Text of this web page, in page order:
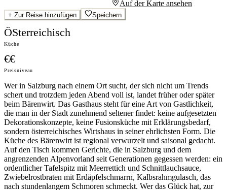
Auf der Karte ansehen
+ Zur Reise hinzufügen Speichern
ÖSterreichisch
Küche
€€
Preisniveau
Wer in Salzburg nach einem Ort sucht, der sich nicht um Trends
schert und trotzdem jeden Abend voll ist, landet früher oder später
beim Bärenwirt. Das Gasthaus steht für eine Art von Gastlichkeit,
die man in der Stadt zunehmend seltener findet: keine aufgesetzten
Dekorationskonzepte, keine Fusionsküche mit Erklärungsbedarf,
sondern österreichisches Wirtshaus in seiner ehrlichsten Form. Die
Küche des Bärenwirt ist regional verwurzelt und saisonal gedacht.
Auf den Tisch kommen Gerichte, die in Salzburg und dem
angrenzenden Alpenvorland seit Generationen gegessen werden: ein
ordentlicher Tafelspitz mit Meerrettich und Schnittlauchsauce,
Zwiebelrostbraten mit Erdäpfelschmarrn, Kalbsrahmgulasch, das
nach stundenlangem Schmoren schmeckt. Wer das Glück hat, zur